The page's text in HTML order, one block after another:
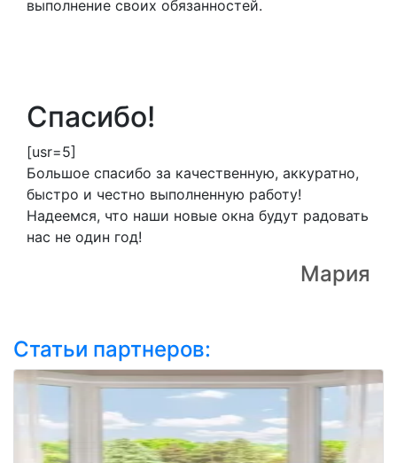
выполнение своих обязанностей.
Спасибо!
[usr=5]
Большое спасибо за качественную, аккуратно,
быстро и честно выполненную работу!
Надеемся, что наши новые окна будут радовать
нас не один год!
Мария
Статьи партнеров: